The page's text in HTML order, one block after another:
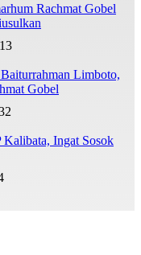
Rachmat Gobel
Limboto,
Gobel
Ingat Sosok